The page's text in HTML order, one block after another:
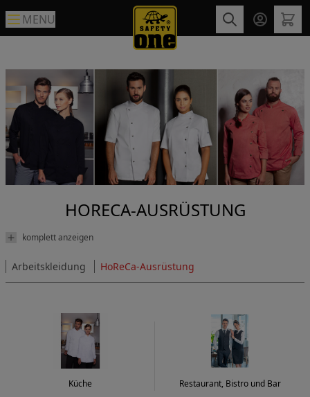
MENU
HORECA-AUSRÜSTUNG
komplett anzeigen
Arbeitskleidung HoReCa-Ausrüstung
Küche Restaurant, Bistro und Bar